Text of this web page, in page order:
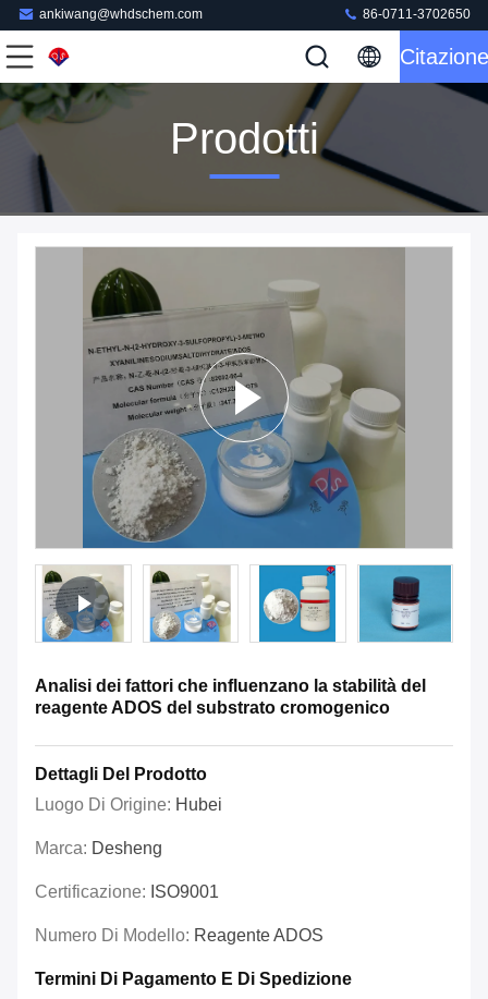
ankiwang@whdschem.com 86-0711-3702650
Citazione
Prodotti
Analisi dei fattori che influenzano la stabilità del
reagente ADOS del substrato cromogenico
Dettagli Del Prodotto
Luogo Di Origine: Hubei
Marca: Desheng
Certificazione: ISO9001
Numero Di Modello: Reagente ADOS
Termini Di Pagamento E Di Spedizione